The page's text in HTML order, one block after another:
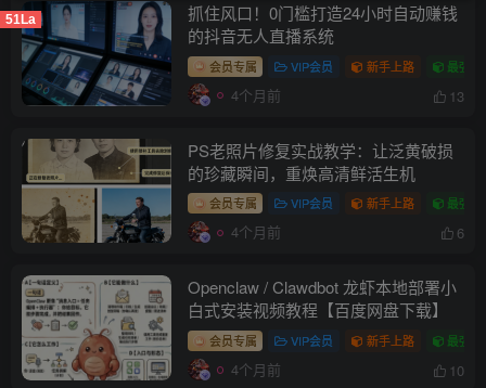
抓住风口！0门槛打造24小时自动赚钱
的抖音无人直播系统
会员专属 VIP会员 新手上路 最强大
4个月前 13
PS老照片修复实战教学：让泛黄破损
的珍藏瞬间，重焕高清鲜活生机
会员专属 VIP会员 新手上路 最强大
4个月前 6
Openclaw / Clawdbot 龙虾本地部署小
白式安装视频教程【百度网盘下载】
会员专属 VIP会员 新手上路 最强大
4个月前 10
51La